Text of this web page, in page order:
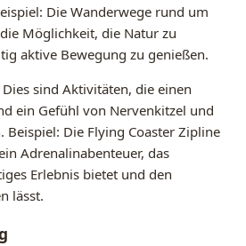
Die Wanderwege rund um
Möglichkeit, die Natur zu
aktive Bewegung zu genießen.
Dies sind Aktivitäten, die einen
ein Gefühl von Nervenkitzel und
Die Flying Coaster Zipline
Adrenalinabenteuer, das
Erlebnis bietet und den
lässt.